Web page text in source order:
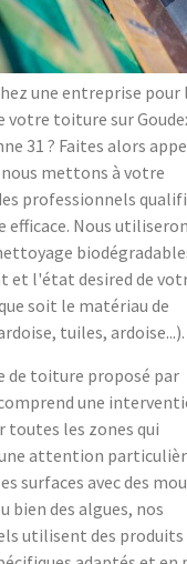
une entreprise pour
votre toiture sur
31 ? Faites alors
nous mettons à votre
professionnels
efficace. Nous
et l'état desired de
soit le matériau de
tuiles, ardoise...).
de toiture proposé par
une
toutes les zones qui
attention
surfaces avec des
bien des algues, nos
utilisent des produits